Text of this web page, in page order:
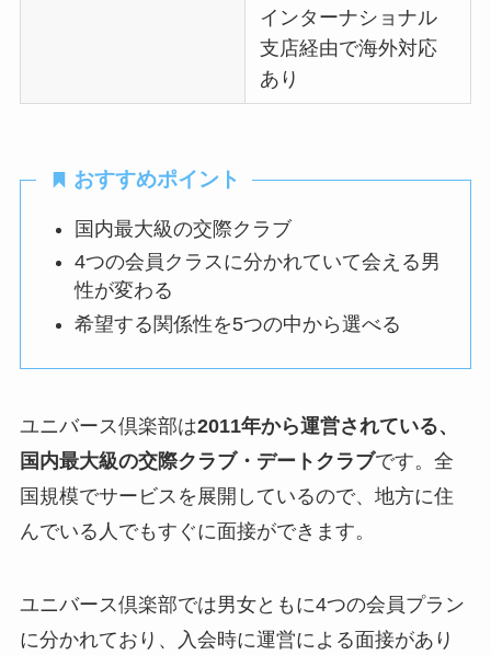
インターナショナル
支店経由で海外対応
あり
おすすめポイント
国内最大級の交際クラブ
4つの会員クラスに分かれていて会える男
性が変わる
希望する関係性を5つの中から選べる
ユニバース倶楽部は2011年から運営されている、
国内最大級の交際クラブ・デートクラブです。全
国規模でサービスを展開しているので、地方に住
んでいる人でもすぐに面接ができます。
ユニバース倶楽部では男女ともに4つの会員プラン
に分かれており、入会時に運営による面接があり